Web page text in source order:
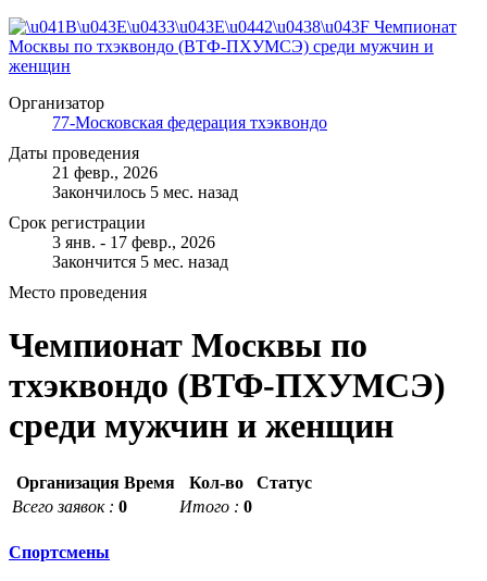
Организатор
77-Московская федерация тхэквондо
Даты проведения
21 февр., 2026
Закончилось 5 мес. назад
Срок регистрации
3 янв. - 17 февр., 2026
Закончится 5 мес. назад
Место проведения
Чемпионат Москвы по
тхэквондо (ВТФ-ПХУМСЭ)
среди мужчин и женщин
Организация Время Кол-во
Статус
Всего заявок : 0 Итого : 0
Спортсмены